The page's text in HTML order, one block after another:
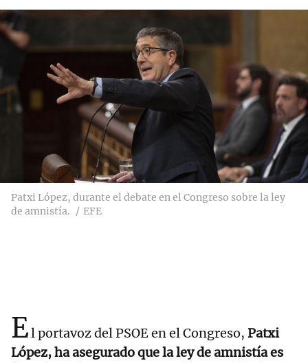
Patxi López, durante el debate en el Congreso sobre la ley
de amnistía.
EFE
El portavoz del PSOE en el Congreso, Patxi
López, ha asegurado que la ley de amnistía es